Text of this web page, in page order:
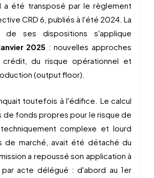
a été transposé par le règlement
CRD 6, publiés à l'été 2024. La
de ses dispositions s'applique
2025 : nouvelles approches
du risque opérationnel et
(output floor).
toutefois à l'édifice. Le calcul
de fonds propres pour le risque de
complexe et lourd
de marché, avait été détaché du
a repoussé son application à
acte délégué : d'abord au 1er